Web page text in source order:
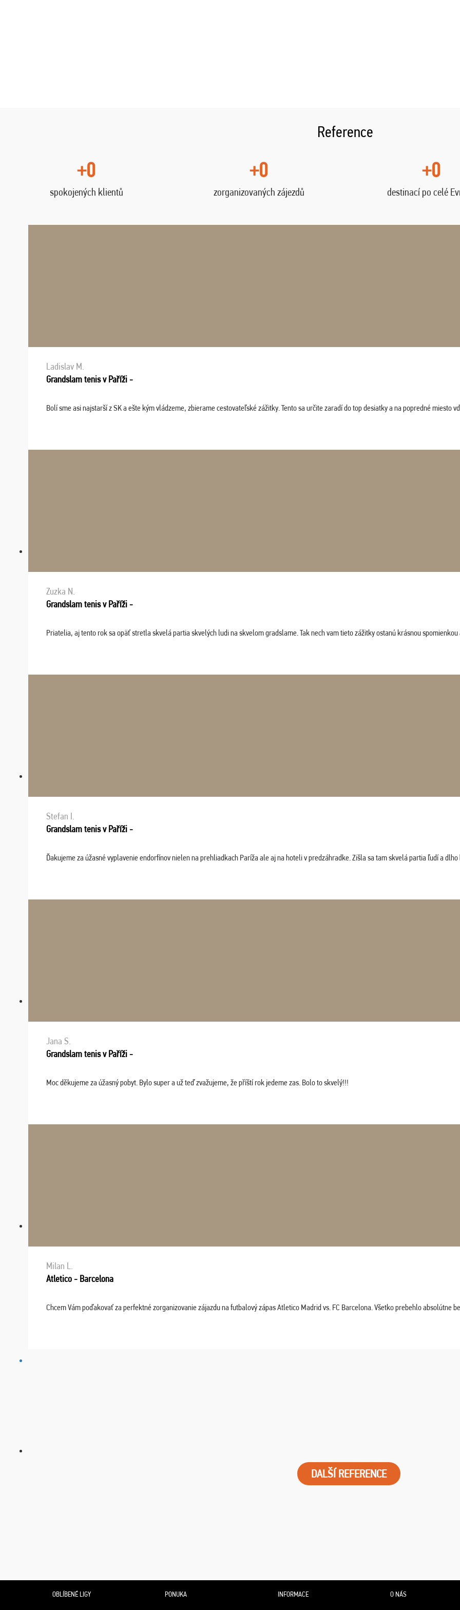
Reference
+0
spokojených klientů
+0
zorganizovaných zájezdů
+0
destinací po celé
Ladislav M.
Grandslam tenis v Paříži -
Bolí sme asi najstarší z SK a ešte kým vládzeme, zbierame cestovateľské zážitky. Tento sa určite zaradí do top desiatky a na popredné miesto
Zuzka N.
Grandslam tenis v Paříži -
Priatelia, aj tento rok sa opäť stretla skvelá partia skvelých ludi na skvelom gradslame. Tak nech vam tieto zážitky ostanú krásnou
Stefan I.
Grandslam tenis v Paříži -
Ďakujeme za úžasné vyplavenie endorfínov nielen na prehliadkach Paríža ale aj na hoteli v predzáhradke. Zišla sa tam skvelá partia ľudí a
Jana S.
Grandslam tenis v Paříži -
Moc děkujeme za úžasný pobyt. Bylo super a už teď zvažujeme, že příští rok jedeme zas. Bolo to skvelý!!!
Milan L.
Atletico - Barcelona
Chcem Vám poďakovať za perfektné zorganizovanie zájazdu na futbalový zápas Atletico Madrid vs. FC Barcelona. Všetko prebehlo absolútne
DALŠÍ REFERENCE
OBLÍBENÉ LIGY PONUKA INFORMACE O NÁS